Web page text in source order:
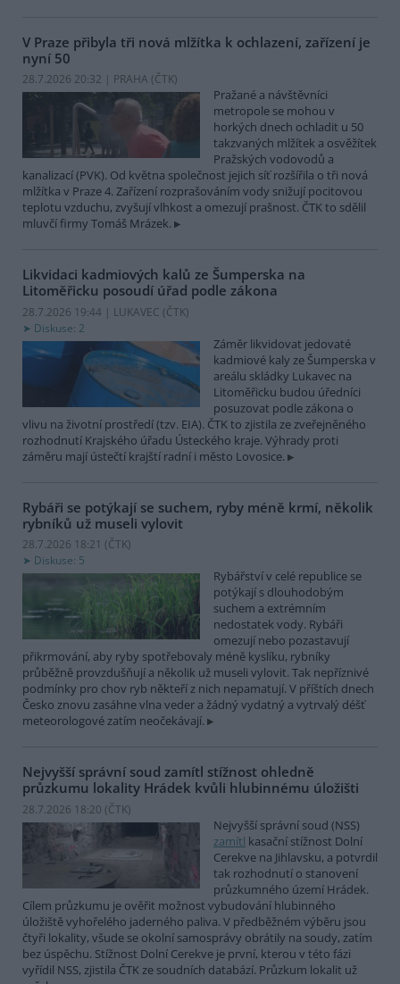
V Praze přibyla tři nová mlžítka k ochlazení, zařízení je
nyní 50
28.7.2026 20:32 | PRAHA (ČTK)
Pražané a návštěvníci
metropole se mohou v
horkých dnech ochladit u 50
takzvaných mlžítek a osvěžítek
Pražských vodovodů a
kanalizací (PVK). Od května společnost jejich síť rozšířila o tři nová
mlžítka v Praze 4. Zařízení rozprašováním vody snižují pocitovou
teplotu vzduchu, zvyšují vlhkost a omezují prašnost. ČTK to sdělil
mluvčí firmy Tomáš Mrázek.
Likvidaci kadmiových kalů ze Šumperska na
Litoměřicku posoudí úřad podle zákona
28.7.2026 19:44 | LUKAVEC (ČTK)
Diskuse: 2
Záměr likvidovat jedovaté
kadmiové kaly ze Šumperska v
areálu skládky Lukavec na
Litoměřicku budou úředníci
posuzovat podle zákona o
vlivu na životní prostředí (tzv. EIA). ČTK to zjistila ze zveřejněného
rozhodnutí Krajského úřadu Ústeckého kraje. Výhrady proti
záměru mají ústečtí krajští radní i město Lovosice.
Rybáři se potýkají se suchem, ryby méně krmí, několik
rybníků už museli vylovit
28.7.2026 18:21 (ČTK)
Diskuse: 5
Rybářství v celé republice se
potýkají s dlouhodobým
suchem a extrémním
nedostatek vody. Rybáři
omezují nebo pozastavují
přikrmování, aby ryby spotřebovaly méně kyslíku, rybníky
průběžně provzdušňují a několik už museli vylovit. Tak nepříznivé
podmínky pro chov ryb někteří z nich nepamatují. V příštích dnech
Česko znovu zasáhne vlna veder a žádný vydatný a vytrvalý déšť
meteorologové zatím neočekávají.
Nejvyšší správní soud zamítl stížnost ohledně
průzkumu lokality Hrádek kvůli hlubinnému úložišti
28.7.2026 18:20 (ČTK)
Nejvyšší správní soud (NSS)
zamítl kasační stížnost Dolní
Cerekve na Jihlavsku, a potvrdil
tak rozhodnutí o stanovení
průzkumného území Hrádek.
Cílem průzkumu je ověřit možnost vybudování hlubinného
úložiště vyhořelého jaderného paliva. V předběžném výběru jsou
čtyři lokality, všude se okolní samosprávy obrátily na soudy, zatím
bez úspěchu. Stížnost Dolní Cerekve je první, kterou v této fázi
vyřídil NSS, zjistila ČTK ze soudních databází. Průzkum lokalit už